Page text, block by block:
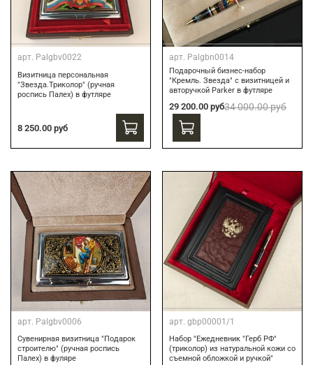
арт. Palgbv0022
Визитница персональная
"Звезда.Триколор" (ручная
роспись Палех) в футляре
8 250.00 руб
арт. Palgbn0014
Подарочный бизнес-набор
"Кремль. Звезда" с визитницей и
авторучкой Parker в футляре
29 200.00 руб34 000.00 руб
арт. Palgbv0006
Сувенирная визитница "Подарок
строителю" (ручная роспись
Палех) в фуляре
арт. gbp00001/1
Набор "Ежедневник "Герб РФ"
(триколор) из натуральной кожи со
съемной обложкой и ручкой"